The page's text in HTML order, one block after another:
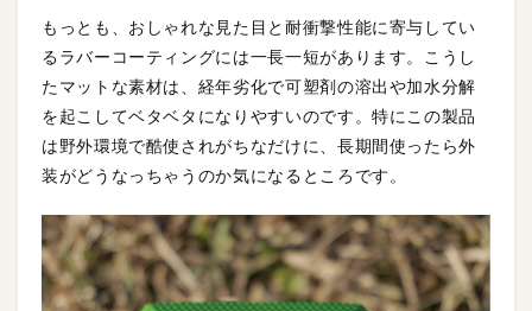
もっとも、おしゃれな見た目と耐衝撃性能に寄与してい
るラバーコーティングには一長一短があります。こうし
たマットな素材は、経年劣化で可塑剤の溶出や加水分解
を起こしてベタベタになりやすいのです。特にこの製品
は野外環境で酷使されがちなだけに、長期間使ったら外
装がどうなっちゃうのか気になるところです。